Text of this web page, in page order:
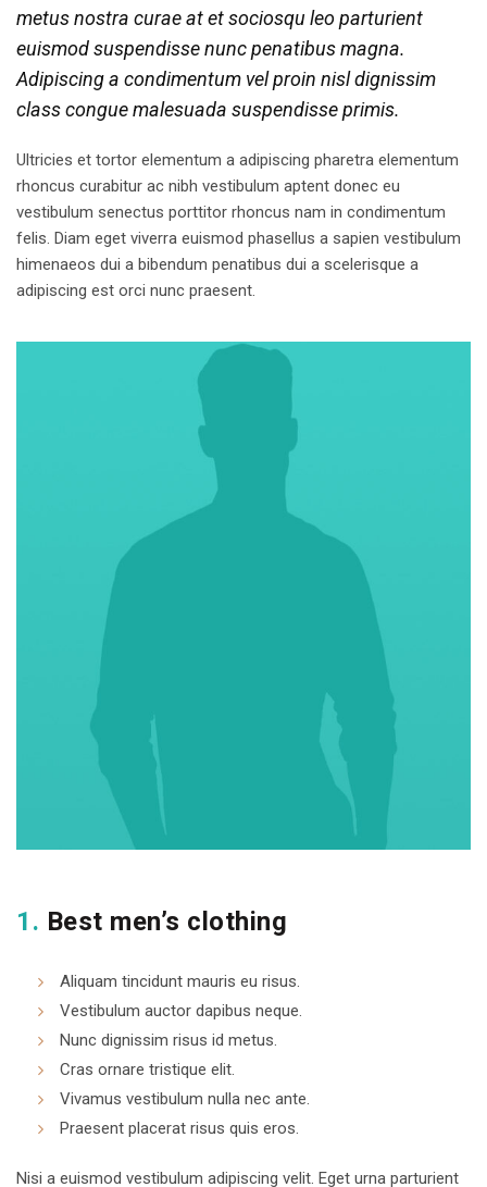
metus nostra curae at et sociosqu leo parturient
euismod suspendisse nunc penatibus magna.
Adipiscing a condimentum vel proin nisl dignissim
class congue malesuada suspendisse primis.
Ultricies et tortor elementum a adipiscing pharetra elementum
rhoncus curabitur ac nibh vestibulum aptent donec eu
vestibulum senectus porttitor rhoncus nam in condimentum
felis. Diam eget viverra euismod phasellus a sapien vestibulum
himenaeos dui a bibendum penatibus dui a scelerisque a
adipiscing est orci nunc praesent.
1. Best men’s clothing
Aliquam tincidunt mauris eu risus.
Vestibulum auctor dapibus neque.
Nunc dignissim risus id metus.
Cras ornare tristique elit.
Vivamus vestibulum nulla nec ante.
Praesent placerat risus quis eros.
Nisi a euismod vestibulum adipiscing velit. Eget urna parturient